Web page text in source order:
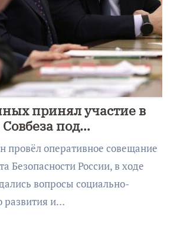
принял участие в
под
Путина
провёл оперативное совещание
Безопасности России, в ходе
вопросы социально-
развития и…